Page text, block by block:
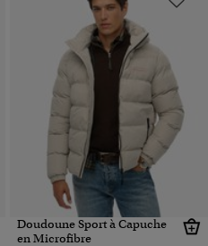
Doudoune Sport à Capuche
en Microfibre